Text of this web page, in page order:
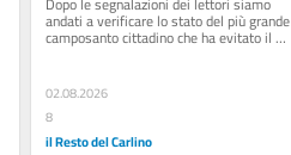
andati a verificare lo stato del più grande
camposanto cittadino che ha evitato il
crematorio. Strade...
02.08.2026
8
il Resto del Carlino